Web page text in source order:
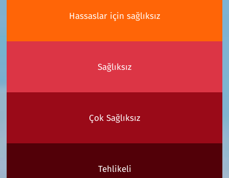
Hassaslar için sağlıksız
Sağlıksız
Çok Sağlıksız
Tehlikeli